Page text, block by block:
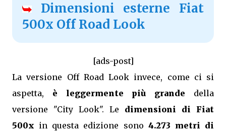
Dimensioni esterne Fiat
500x Off Road Look
[ads-post]
La versione Off Road Look invece, come ci si
aspetta, è leggermente più grande della
versione "City Look". Le dimensioni di Fiat
500x in questa edizione sono 4.273 metri di